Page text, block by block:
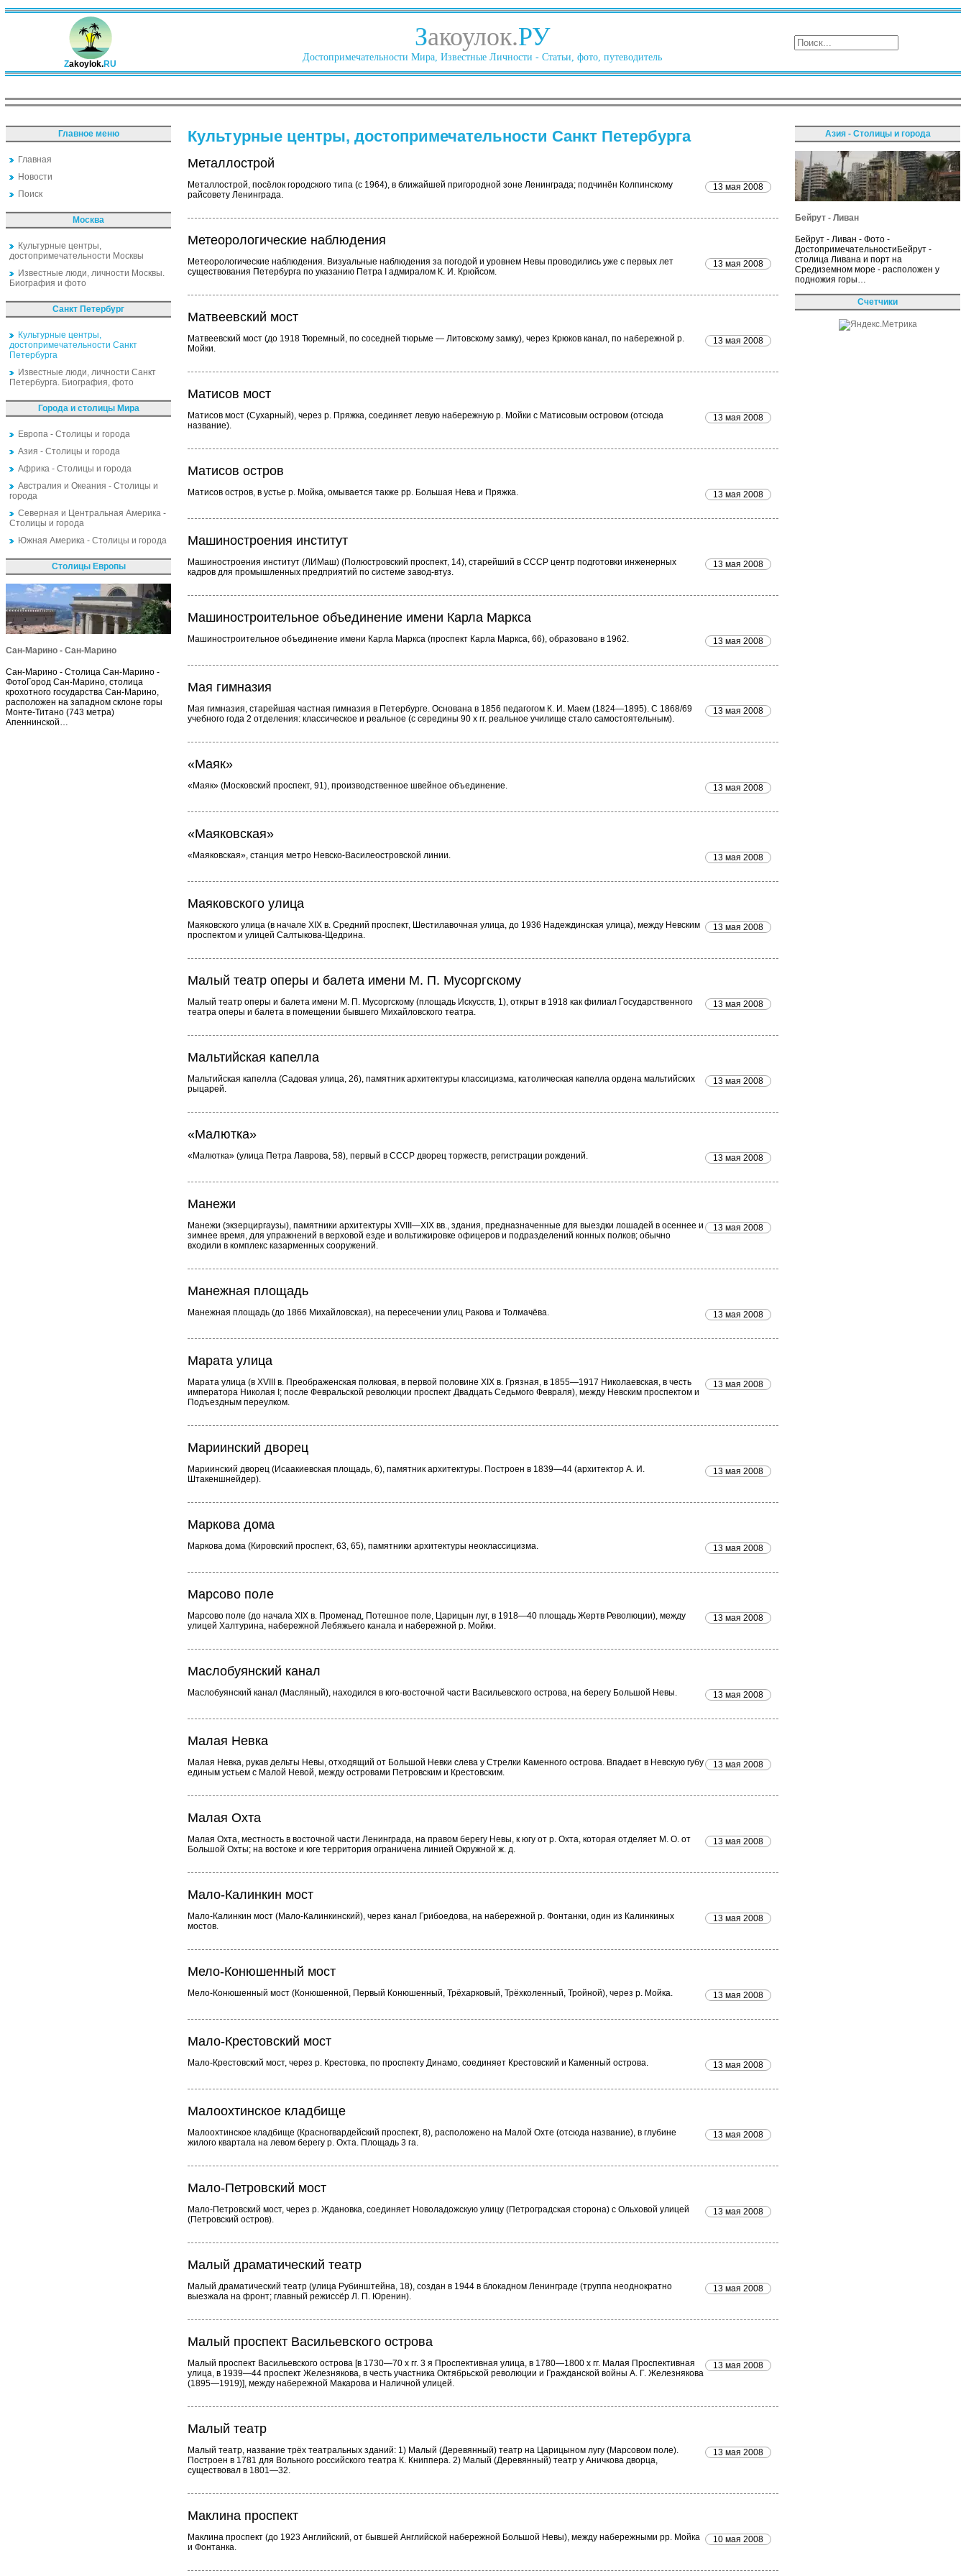
Zakoylok.RU
Закоулок.РУ
Достопримечательности Мира, Известные Личности - Статьи, фото, путеводитель
Главное меню
Главная
Новости
Поиск
Москва
Культурные центры,
достопримечательности Москвы
Известные люди, личности Москвы.
Биография и фото
Санкт Петербург
Культурные центры,
достопримечательности Санкт
Петербурга
Известные люди, личности Санкт
Петербурга. Биография, фото
Города и столицы Мира
Европа - Столицы и города
Азия - Столицы и города
Африка - Столицы и города
Австралия и Океания - Столицы и
города
Северная и Центральная Америка -
Столицы и города
Южная Америка - Столицы и города
Столицы Европы
Сан-Марино - Сан-Марино
Сан-Марино - Столица Сан-Марино -
ФотоГород Сан-Марино, столица
крохотного государства Сан-Марино,
расположен на западном склоне горы
Монте-Титано (743 метра)
Апеннинской…
Культурные центры, достопримечательности Санкт Петербурга
Металлострой
13 мая 2008
Металлострой, посёлок городского типа (с 1964), в ближайшей пригородной зоне Ленинграда; подчинён Колпинскому
райсовету Ленинграда.
Метеорологические наблюдения
13 мая 2008
Метеорологические наблюдения. Визуальные наблюдения за погодой и уровнем Невы проводились уже с первых лет
существования Петербурга по указанию Петра I адмиралом К. И. Крюйсом.
Матвеевский мост
13 мая 2008
Матвеевский мост (до 1918 Тюремный, по соседней тюрьме — Литовскому замку), через Крюков канал, по набережной р.
Мойки.
Матисов мост
13 мая 2008
Матисов мост (Сухарный), через р. Пряжка, соединяет левую набережную р. Мойки с Матисовым островом (отсюда
название).
Матисов остров
13 мая 2008
Матисов остров, в устье р. Мойка, омывается также pp. Большая Нева и Пряжка.
Машиностроения институт
13 мая 2008
Машиностроения институт (ЛИМаш) (Полюстровский проспект, 14), старейший в СССР центр подготовки инженерных
кадров для промышленных предприятий по системе завод-втуз.
Машиностроительное объединение имени Карла Маркса
13 мая 2008
Машиностроительное объединение имени Карла Маркса (проспект Карла Маркса, 66), образовано в 1962.
Мая гимназия
13 мая 2008
Мая гимназия, старейшая частная гимназия в Петербурге. Основана в 1856 педагогом К. И. Маем (1824—1895). С 1868/69
учебного года 2 отделения: классическое и реальное (с середины 90 х гг. реальное училище стало самостоятельным).
«Маяк»
13 мая 2008
«Маяк» (Московский проспект, 91), производственное швейное объединение.
«Маяковская»
13 мая 2008
«Маяковская», станция метро Невско-Василеостровской линии.
Маяковского улица
13 мая 2008
Маяковского улица (в начале XIX в. Средний проспект, Шестилавочная улица, до 1936 Надеждинская улица), между Невским
проспектом и улицей Салтыкова-Щедрина.
Малый театр оперы и балета имени М. П. Мусоргскому
13 мая 2008
Малый театр оперы и балета имени М. П. Мусоргскому (площадь Искусств, 1), открыт в 1918 как филиал Государственного
театра оперы и балета в помещении бывшего Михайловского театра.
Мальтийская капелла
13 мая 2008
Мальтийская капелла (Садовая улица, 26), памятник архитектуры классицизма, католическая капелла ордена мальтийских
рыцарей.
«Малютка»
13 мая 2008
«Малютка» (улица Петра Лаврова, 58), первый в СССР дворец торжеств, регистрации рождений.
Манежи
13 мая 2008
Манежи (экзерциргаузы), памятники архитектуры XVIII—XIX вв., здания, предназначенные для выездки лошадей в осеннее и
зимнее время, для упражнений в верховой езде и вольтижировке офицеров и подразделений конных полков; обычно
входили в комплекс казарменных сооружений.
Манежная площадь
13 мая 2008
Манежная площадь (до 1866 Михайловская), на пересечении улиц Ракова и Толмачёва.
Марата улица
13 мая 2008
Марата улица (в XVIII в. Преображенская полковая, в первой половине XIX в. Грязная, в 1855—1917 Николаевская, в честь
императора Николая I; после Февральской революции проспект Двадцать Седьмого Февраля), между Невским проспектом и
Подъездным переулком.
Мариинский дворец
13 мая 2008
Мариинский дворец (Исаакиевская площадь, 6), памятник архитектуры. Построен в 1839—44 (архитектор А. И.
Штакеншнейдер).
Маркова дома
13 мая 2008
Маркова дома (Кировский проспект, 63, 65), памятники архитектуры неоклассицизма.
Марсово поле
13 мая 2008
Марсово поле (до начала XIX в. Променад, Потешное поле, Царицын луг, в 1918—40 площадь Жертв Революции), между
улицей Халтурина, набережной Лебяжьего канала и набережной р. Мойки.
Маслобуянский канал
13 мая 2008
Маслобуянский канал (Масляный), находился в юго-восточной части Васильевского острова, на берегу Большой Невы.
Малая Невка
13 мая 2008
Малая Невка, рукав дельты Невы, отходящий от Большой Невки слева у Стрелки Каменного острова. Впадает в Невскую губу
единым устьем с Малой Невой, между островами Петровским и Крестовским.
Малая Охта
13 мая 2008
Малая Охта, местность в восточной части Ленинграда, на правом берегу Невы, к югу от р. Охта, которая отделяет М. О. от
Большой Охты; на востоке и юге территория ограничена линией Окружной ж. д.
Мало-Калинкин мост
13 мая 2008
Мало-Калинкин мост (Мало-Калинкинский), через канал Грибоедова, на набережной р. Фонтанки, один из Калинкиных
мостов.
Мело-Конюшенный мост
13 мая 2008
Мело-Конюшенный мост (Конюшенной, Первый Конюшенный, Трёхарковый, Трёхколенный, Тройной), через р. Мойка.
Мало-Крестовский мост
13 мая 2008
Мало-Крестовский мост, через р. Крестовка, по проспекту Динамо, соединяет Крестовский и Каменный острова.
Малоохтинское кладбище
13 мая 2008
Малоохтинское кладбище (Красногвардейский проспект, 8), расположено на Малой Охте (отсюда название), в глубине
жилого квартала на левом берегу р. Охта. Площадь 3 га.
Мало-Петровский мост
13 мая 2008
Мало-Петровский мост, через р. Ждановка, соединяет Новоладожскую улицу (Петроградская сторона) с Ольховой улицей
(Петровский остров).
Малый драматический театр
13 мая 2008
Малый драматический театр (улица Рубинштейна, 18), создан в 1944 в блокадном Ленинграде (труппа неоднократно
выезжала на фронт; главный режиссёр Л. П. Юренин).
Малый проспект Васильевского острова
13 мая 2008
Малый проспект Васильевского острова [в 1730—70 х гг. 3 я Проспективная улица, в 1780—1800 х гг. Малая Проспективная
улица, в 1939—44 проспект Железнякова, в честь участника Октябрьской революции и Гражданской войны А. Г. Железнякова
(1895—1919)], между набережной Макарова и Наличной улицей.
Малый театр
13 мая 2008
Малый театр, название трёх театральных зданий: 1) Малый (Деревянный) театр на Царицыном лугу (Марсовом поле).
Построен в 1781 для Вольного российского театра К. Книппера. 2) Малый (Деревянный) театр у Аничкова дворца,
существовал в 1801—32.
Маклина проспект
10 мая 2008
Маклина проспект (до 1923 Английский, от бывшей Английской набережной Большой Невы), между набережными pp. Мойка
и Фонтанка.
Азия - Столицы и города
Бейрут - Ливан
Бейрут - Ливан - Фото -
ДостопримечательностиБейрут -
столица Ливана и порт на
Средиземном море - расположен у
подножия горы…
Счетчики